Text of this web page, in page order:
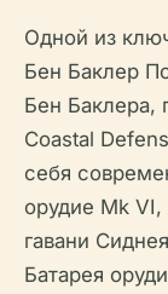
Одной из
Бен Баклер
Бен Баклера,
Coastal
себя
орудие Mk
гавани
Батарея